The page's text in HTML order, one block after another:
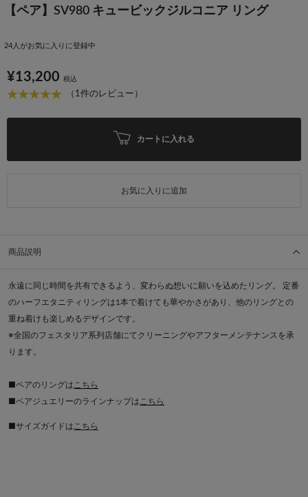
【ペア】SV980 キュービックジルコニア リング
24 人がお気に入りに登録中
¥13,200 税込
（1件のレビュー）
カートに入れる
お気に入りに追加
商品説明
永遠に同じ時間を共有できるよう、変わらぬ想いに願いを込めたリング。 定番
のハーフエタニティリングは1本で着けても華やかさがあり、他のリングとの
重ね着けも楽しめるデザインです。
※全国のフェスタリア系列店舗にてクリーニングやアフターメンテナンスを承
ります。
■ペアのリングは こちら
■ペアジュエリーのラインナップは こちら
■サイズガイドは こちら